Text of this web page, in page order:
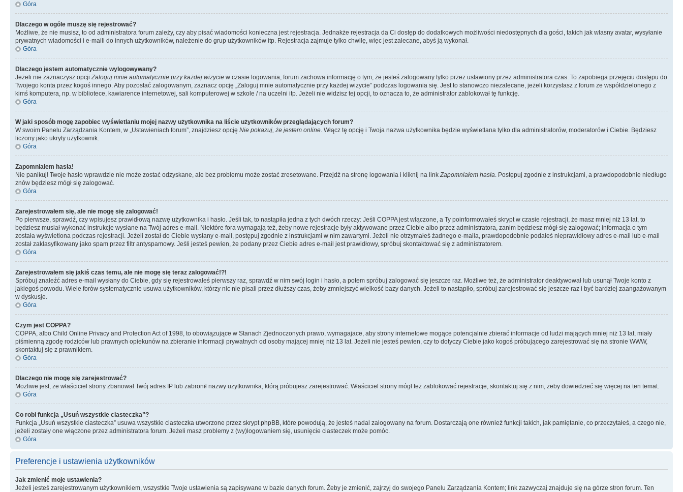
Góra
Dlaczego w ogóle muszę się rejestrować?
Możliwe, że nie musisz, to od administratora forum zależy, czy aby pisać wiadomości konieczna jest rejestracja. Jednakże rejestracja da Ci dostęp do dodatkowych możliwości niedostępnych dla gości, takich jak własny avatar, wysyłanie
prywatnych wiadomości i e-maili do innych użytkowników, należenie do grup użytkowników itp. Rejestracja zajmuje tylko chwilę, więc jest zalecane, abyś ją wykonał.
Góra
Dlaczego jestem automatycznie wylogowywany?
Jeżeli nie zaznaczysz opcjiZaloguj mnie automatycznie przy każdej wizycie w czasie logowania, forum zachowa informację o tym, że jesteś zalogowany tylko przez ustawiony przez administratora czas. To zapobiega przejęciu dostępu do
Twojego konta przez kogoś innego. Aby pozostać zalogowanym, zaznacz opcję „Zaloguj mnie automatycznie przy każdej wizycie” podczas logowania się. Jest to stanowczo niezalecane, jeżeli korzystasz z forum ze współdzielonego z
kimś komputera, np. w bibliotece, kawiarence internetowej, sali komputerowej w szkole / na uczelni itp. Jeżeli nie widzisz tej opcji, to oznacza to, że administrator zablokował tę funkcję.
Góra
W jaki sposób mogę zapobiec wyświetlaniu mojej nazwy użytkownika na liście użytkowników przeglądających forum?
W swoim Panelu Zarządzania Kontem, w „Ustawieniach forum”, znajdziesz opcję Nie pokazuj, że jestem online. Włącz tę opcję i Twoja nazwa użytkownika będzie wyświetlana tylko dla administratorów, moderatorów i Ciebie. Będziesz
liczony jako ukryty użytkownik.
Góra
Zapomniałem hasła!
Nie panikuj! Twoje hasło wprawdzie nie może zostać odzyskane, ale bez problemu może zostać zresetowane. Przejdź na stronę logowania i kliknij na linkZapomniałem hasła. Postępuj zgodnie z instrukcjami, a prawdopodobnie niedługo
znów będziesz mógł się zalogować.
Góra
Zarejestrowałem się, ale nie mogę się zalogować!
Po pierwsze, sprawdź, czy wpisujesz prawidłową nazwę użytkownika i hasło. Jeśli tak, to nastąpiła jedna z tych dwóch rzeczy: Jeśli COPPA jest włączone, a Ty poinformowałeś skrypt w czasie rejestracji, że masz mniej niż 13 lat, to
będziesz musiał wykonać instrukcje wysłane na Twój adres e-mail. Niektóre fora wymagają też, żeby nowe rejestracje były aktywowane przez Ciebie albo przez administratora, zanim będziesz mógł się zalogować; informacja o tym
została wyświetlona podczas rejestracji. Jeżeli został do Ciebie wysłany e-mail, postępuj zgodnie z instrukcjami w nim zawartymi. Jeżeli nie otrzymałeś żadnego e-maila, prawdopodobnie podałeś nieprawidłowy adres e-mail lub e-mail
został zaklasyfikowany jako spam przez filtr antyspamowy. Jeśli jesteś pewien, że podany przez Ciebie adres e-mail jest prawidłowy, spróbuj skontaktować się z administratorem.
Góra
Zarejestrowałem się jakiś czas temu, ale nie mogę się teraz zalogować!?!
Spróbuj znaleźć adres e-mail wysłany do Ciebie, gdy się rejestrowałeś pierwszy raz, sprawdź w nim swój login i hasło, a potem spróbuj zalogować się jeszcze raz. Możliwe też, że administrator deaktywował lub usunął Twoje konto z
jakiegoś powodu. Wiele forów systematycznie usuwa użytkowników, którzy nic nie pisali przez dłuższy czas, żeby zmniejszyć wielkość bazy danych. Jeżeli to nastąpiło, spróbuj zarejestrować się jeszcze raz i być bardziej zaangażowanym
w dyskusje.
Góra
Czym jest COPPA?
COPPA, albo Child Online Privacy and Protection Act of 1998, to obowiązujące w Stanach Zjednoczonych prawo, wymagajace, aby strony internetowe mogące potencjalnie zbierać informacje od ludzi mających mniej niż 13 lat, miały
piśmienną zgodę rodziców lub prawnych opiekunów na zbieranie informacji prywatnych od osoby mającej mniej niż 13 lat. Jeżeli nie jesteś pewien, czy to dotyczy Ciebie jako kogoś próbującego zarejestrować się na stronie WWW,
skontaktuj się z prawnikiem.
Góra
Dlaczego nie mogę się zarejestrować?
Możliwe jest, że właściciel strony zbanował Twój adres IP lub zabronił nazwy użytkownika, którą próbujesz zarejestrować. Właściciel strony mógł też zablokować rejestracje, skontaktuj się z nim, żeby dowiedzieć się więcej na ten temat.
Góra
Co robi funkcja „Usuń wszystkie ciasteczka”?
Funkcja „Usuń wszystkie ciasteczka” usuwa wszystkie ciasteczka utworzone przez skrypt phpBB, które powodują, że jesteś nadal zalogowany na forum. Dostarczają one również funkcji takich, jak pamiętanie, co przeczytałeś, a czego nie,
jeżeli zostały one włączone przez administratora forum. Jeżeli masz problemy z (wy)logowaniem się, usunięcie ciasteczek może pomóc.
Góra
Preferencje i ustawienia użytkowników
Jak zmienić moje ustawienia?
Jeżeli jesteś zarejestrowanym użytkownikiem, wszystkie Twoje ustawienia są zapisywane w bazie danych forum. Żeby je zmienić, zajrzyj do swojego Panelu Zarządzania Kontem; link zazwyczaj znajduje się na górze stron forum. Ten